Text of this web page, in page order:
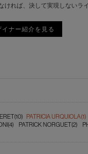
れば、決して実現しないラ
イナー紹介を見る
PATRICIA URQUIOLA(1)
PATRICK NORGUET(2)